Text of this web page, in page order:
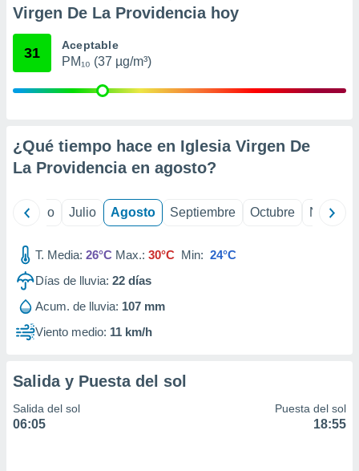
e
mediante
publicidad
1199
Virgen De La Providencia hoy
31 Aceptable
PM₁₀ (37 µg/m³)
¿Qué tiempo hace en Iglesia Virgen De
La Providencia en agosto?
Junio Julio Agosto Septiembre Octubre
T. Media: 26°C Max.: 30°C Min: 24°C
Días de lluvia: 22 días
Acum. de lluvia: 107 mm
Viento medio: 11 km/h
Salida y Puesta del sol
Salida del sol
06:05
Puesta del sol
18:55